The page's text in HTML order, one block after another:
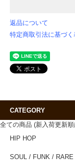
返品について
特定商取引法に基づく
CATEGORY
全ての商品 (新入荷更新
HIP HOP
SOUL / FUNK /